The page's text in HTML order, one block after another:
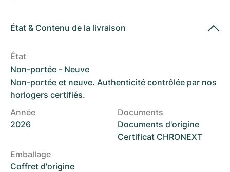
État & Contenu de la livraison
État
Non-portée - Neuve
Non-portée et neuve. Authenticité contrôlée par nos
horlogers certifiés.
Année
2026
Documents
Documents d'origine
Certificat CHRONEXT
Emballage
Coffret d'origine